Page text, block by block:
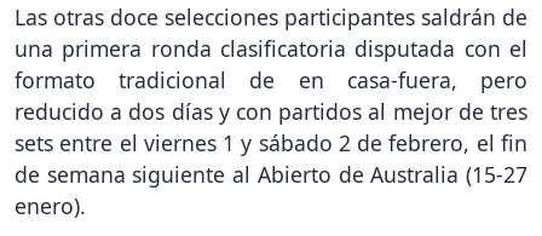
Las otras doce selecciones participantes saldrán de
una primera ronda clasificatoria disputada con el
formato tradicional de en casa-fuera, pero
reducido a dos días y con partidos al mejor de tres
sets entre el viernes 1 y sábado 2 de febrero, el fin
de semana siguiente al Abierto de Australia (15-27
enero).